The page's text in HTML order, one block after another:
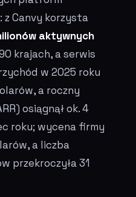
Canvy korzysta
aktywnych
krajach, a serwis
w 2025 roku
a roczny
osiągnął ok. 4
roku; wycena firmy
a liczba
przekroczyła 31